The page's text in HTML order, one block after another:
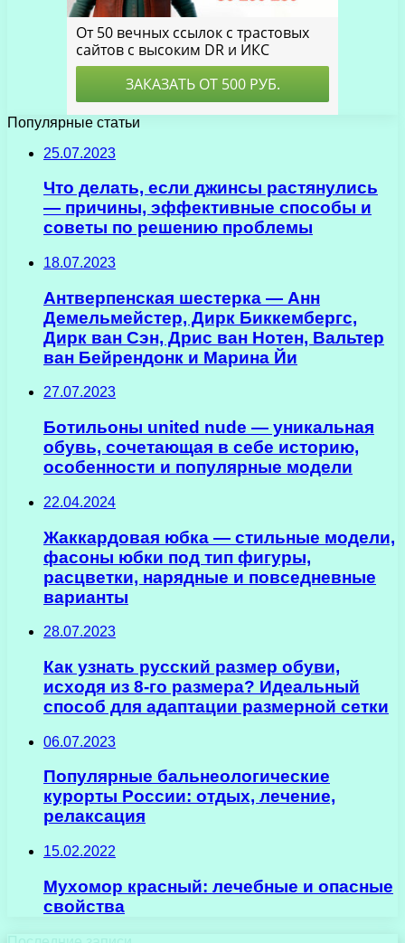
Популярные статьи
25.07.2023
Что делать, если джинсы растянулись
— причины, эффективные способы и
советы по решению проблемы
18.07.2023
Антверпенская шестерка — Анн
Демельмейстер, Дирк Биккембергс,
Дирк ван Сэн, Дрис ван Нотен, Вальтер
ван Бейрендонк и Марина Йи
27.07.2023
Ботильоны united nude — уникальная
обувь, сочетающая в себе историю,
особенности и популярные модели
22.04.2024
Жаккардовая юбка — стильные модели,
фасоны юбки под тип фигуры,
расцветки, нарядные и повседневные
варианты
28.07.2023
Как узнать русский размер обуви,
исходя из 8-го размера? Идеальный
способ для адаптации размерной сетки
06.07.2023
Популярные бальнеологические
курорты России: отдых, лечение,
релаксация
15.02.2022
Мухомор красный: лечебные и опасные
свойства